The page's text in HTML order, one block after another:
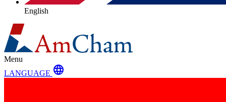
English
Menu
LANGUAGE language